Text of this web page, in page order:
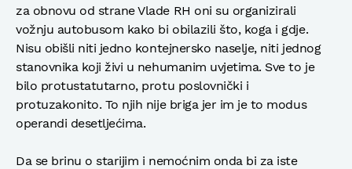
za obnovu od strane Vlade RH oni su organizirali
vožnju autobusom kako bi obilazili što, koga i gdje.
Nisu obišli niti jedno kontejnersko naselje, niti jednog
stanovnika koji živi u nehumanim uvjetima. Sve to je
bilo protustatutarno, protu poslovnički i
protuzakonito. To njih nije briga jer im je to modus
operandi desetljećima.
Da se brinu o starijim i nemoćnim onda bi za iste